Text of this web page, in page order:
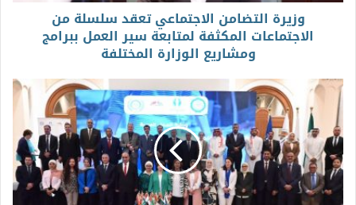
وزيرة التضامن الاجتماعي تعقد سلسلة من
الاجتماعات المكثفة لمتابعة سير العمل ببرامج
ومشاريع الوزارة المختلفة